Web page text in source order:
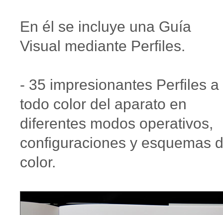
En él se incluye una Guía
Visual mediante Perfiles.
- 35 impresionantes Perfiles a
todo color del aparato en
diferentes modos operativos,
configuraciones y esquemas
color.